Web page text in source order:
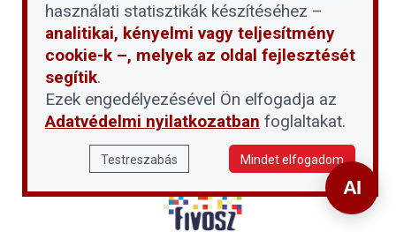
használati statisztikák készítéséhez –
analitikai, kényelmi vagy teljesítmény
cookie-k –, melyek az oldal fejlesztését
segítik.
Ezek engedélyezésével Ön elfogadja az
Adatvédelmi nyilatkozatban foglaltakat.
Testreszabás Mindet elfogadom